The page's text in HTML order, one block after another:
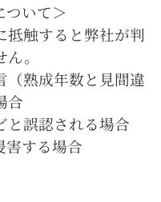
ついて＞
抵触すると弊社が判
。
（熟成年数と見間違
合
と誤認される場合
害する場合